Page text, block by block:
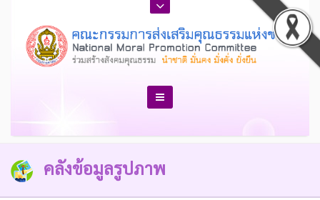
คลังข้อมูลรูปภาพ